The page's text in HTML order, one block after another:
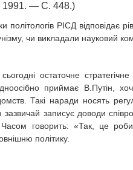
— С. 448.)
політологів РІСД відповідає
чи викладали науковий
остаточне
приймає В.Путін,
Такі наради носять
зазвичай записує доводи
Часом говорить: «Так, це
політику.